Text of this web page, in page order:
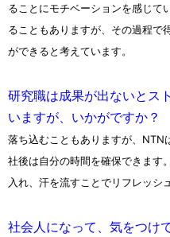
ることにモチベーションを感じて
ることもありますが、その過程で
ができると考えています。
研究職は成果が出ないとス
いますが、いかがですか？
落ち込むこともありますが、NTN
社後は自分の時間を確保できます
入れ、汗を流すことでリフレッシ
社会人になって、気をつけ